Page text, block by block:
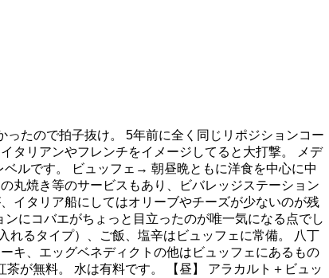
たので拍子抜け。 5年前に全く同じリポジションコー
タリアンやフレンチをイメージしてると大打撃。 メデ
ルです。 ビュッフェ→ 朝昼晩ともに洋食を中心に中
丸焼き等のサービスもあり、ビバレッジステーション
イタリア船にしてはオリーブやチーズが少ないのが残
にコバエがちょっと目立ったのが唯一気になる点でし
るタイプ）、ご飯、塩辛はビュッフェに常備。 八丁
キ、エッグベネディクトの他はビュッフェにあるもの
が無料。 水は有料です。 【昼】 アラカルト＋ビュッ